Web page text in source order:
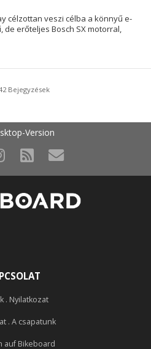
célzottan veszi célba a könnyű e-
de erőteljes Bosch SX motorral,
Bejegyzések
Version
. Nyilatkozat
. A csapatunk
auf Bikeboard